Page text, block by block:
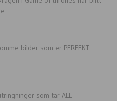
bilder som er PERFEKT
som tar ALL